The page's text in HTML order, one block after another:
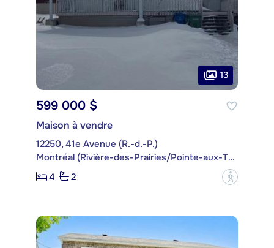
13
599 000 $
Maison à vendre
12250, 41e Avenue (R.-d.-P.)
Montréal (Rivière-des-Prairies/Pointe-aux-Trembles)
4
2 ?